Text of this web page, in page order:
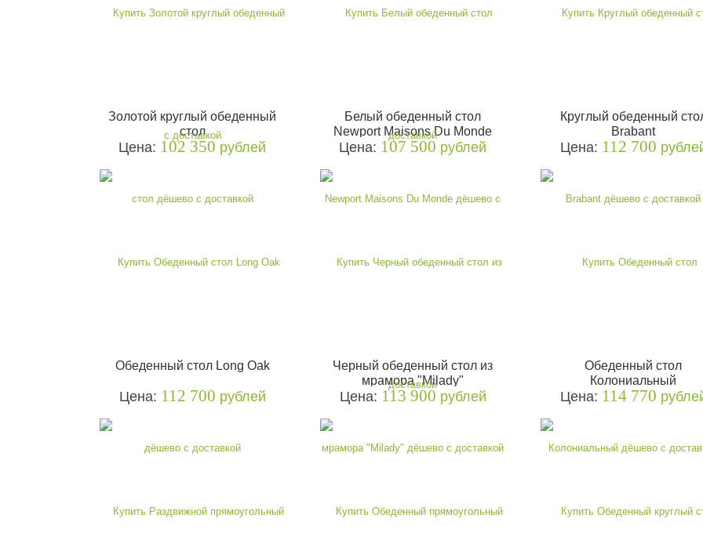
Золотой круглый обеденный
стол
Цена: 102 350 рублей
Белый обеденный стол
Newport Maisons Du Monde
Цена: 107 500 рублей
Круглый обеденный
Brabant
Цена: 112 700
Обеденный стол Long Oak
Цена: 112 700 рублей
Черный обеденный стол из
мрамора "Milady"
Цена: 113 900 рублей
Обеденный стол
Колониальный
Цена: 114 770